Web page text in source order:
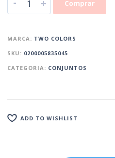
+ Comprar
MARCA: TWO COLORS
SKU: 0200005835045
CATEGORIA: CONJUNTOS
ADD TO WISHLIST